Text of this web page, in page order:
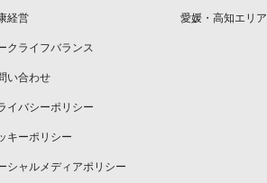
経営
クライフバランス
い合わせ
イバシーポリシー
キーポリシー
シャルメディアポリシー
愛媛・高知エリア